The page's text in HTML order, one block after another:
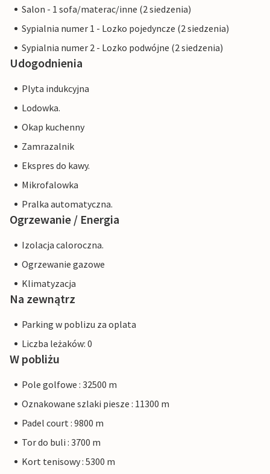
Salon - 1 sofa/materac/inne (2 siedzenia)
Sypialnia numer 1 - Lozko pojedyncze (2 siedzenia)
Sypialnia numer 2 - Lozko podwójne (2 siedzenia)
Udogodnienia
Plyta indukcyjna
Lodowka.
Okap kuchenny
Zamrazalnik
Ekspres do kawy.
Mikrofalowka
Pralka automatyczna.
Ogrzewanie / Energia
Izolacja caloroczna.
Ogrzewanie gazowe
Klimatyzacja
Na zewnątrz
Parking w poblizu za oplata
Liczba leżaków: 0
W pobliżu
Pole golfowe : 32500 m
Oznakowane szlaki piesze : 11300 m
Padel court : 9800 m
Tor do buli : 3700 m
Kort tenisowy : 5300 m